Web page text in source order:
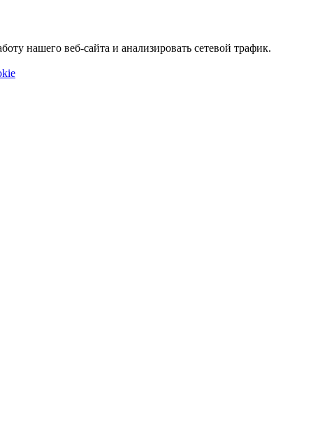
нашего веб-сайта и анализировать сетевой трафик.